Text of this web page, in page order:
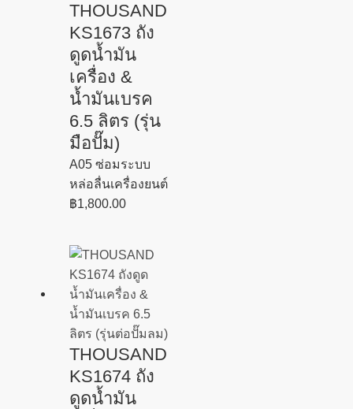
THOUSAND
KS1673 ถัง
ดูดน้ำมัน
เครื่อง &
น้ำมันเบรค
6.5 ลิตร (รุ่น
มือปั๊ม)
A05 ซ่อมระบบ
หล่อลื่นเครื่องยนต์
฿1,800.00
THOUSAND
KS1674 ถัง
ดูดน้ำมัน